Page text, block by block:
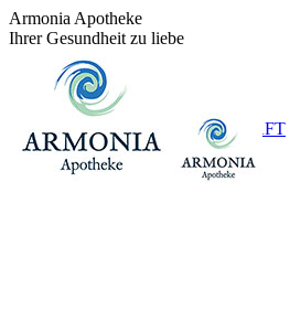
Zum
Inhalt
Armonia Apotheke
Ihrer Gesundheit zu liebe
+43 (0)1 / 48 624 14BEREITSCHAFT